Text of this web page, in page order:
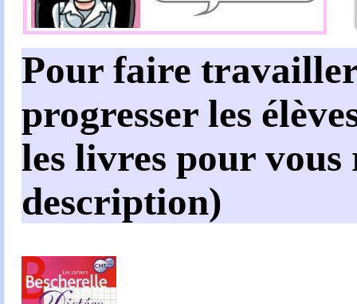
Pour faire
progresser les
les livres pour
description)